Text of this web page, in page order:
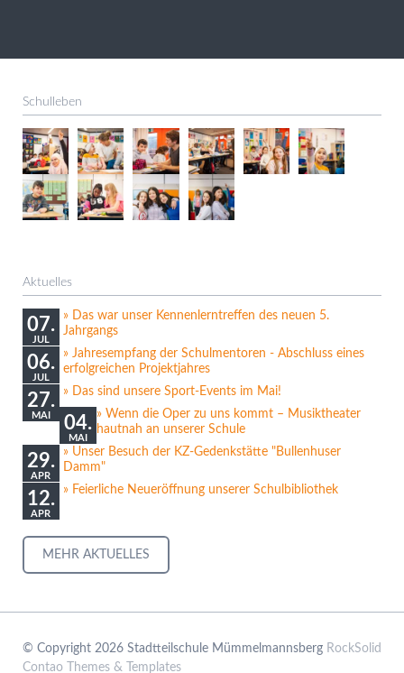
Schulleben
Aktuelles
07.
JUL
Das war unser Kennenlerntreffen des neuen 5.
Jahrgangs
06.
JUL
Jahresempfang der Schulmentoren - Abschluss eines
erfolgreichen Projektjahres
27.
MAI
Das sind unsere Sport-Events im Mai!
04.
MAI
Wenn die Oper zu uns kommt – Musiktheater
hautnah an unserer Schule
29.
APR
Unser Besuch der KZ-Gedenkstätte "Bullenhuser
Damm"
12.
APR
Feierliche Neueröffnung unserer Schulbibliothek
MEHR AKTUELLES
© Copyright 2026 Stadtteilschule Mümmelmannsberg RockSolid
Contao Themes & Templates